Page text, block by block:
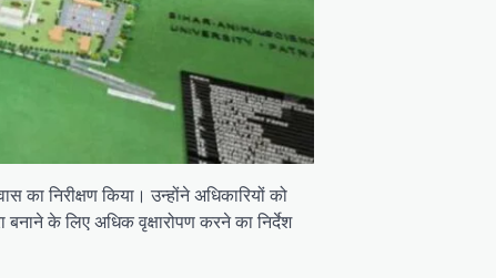
का निरीक्षण किया। उन्होंने अधिकारियों को
बनाने के लिए अधिक वृक्षारोपण करने का निर्देश